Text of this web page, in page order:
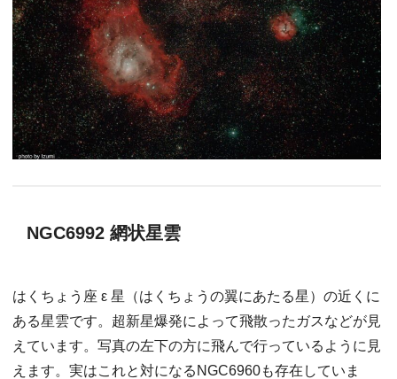
NGC6992 網状星雲
はくちょう座 ε 星（はくちょうの翼にあたる星）の近くに
ある星雲です。超新星爆発によって飛散ったガスなどが見
えています。写真の左下の方に飛んで行っているように見
えます。実はこれと対になるNGC6960も存在していま